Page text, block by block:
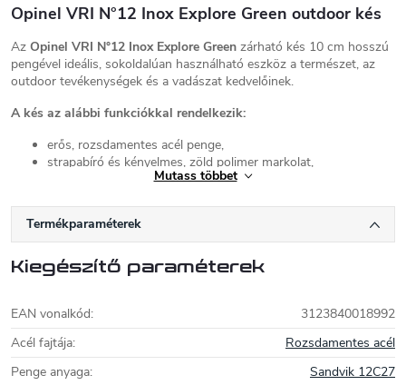
Opinel VRI N°12 Inox Explore Green outdoor kés
Az Opinel VRI N°12 Inox Explore Green zárható kés 10 cm hosszú
pengével ideális, sokoldalúan használható eszköz a természet, az
outdoor tevékenységek és a vadászat kedvelőinek.
A kés az alábbi funkciókkal rendelkezik:
erős, rozsdamentes acél penge,
strapabíró és kényelmes, zöld polimer markolat,
A kés kiváló funkciója a
, amellyel a kullancsot
összenyomás nélkül lehet megfogni, és egy egyszerű forgató
mozdulattal eltávolítani. Az eszköz két nyílással rendelkezik,
amelyeket a kullancs méretétől függően lehet használni. Ha gyakran
kullancseltávolítóval ellátott kés ideális választás az Ön számára.
A kés zöld és narancssárga színben is elérhető.
Opinel
Mutass többet
Termékparaméterek
Kiegészítő paraméterek
EAN vonalkód:
3123840018992
Acél fajtája:
Rozsdamentes acél
Penge anyaga:
Sandvik 12C27